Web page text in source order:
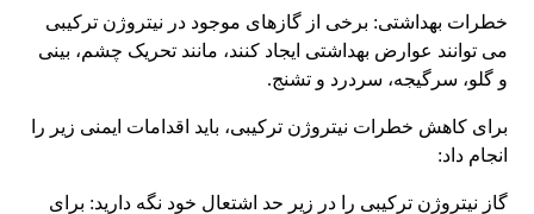
خطرات بهداشتی: برخی از گازهای موجود در نیتروژن ترکیبی
می توانند عوارض بهداشتی ایجاد کنند، مانند تحریک چشم، بینی
و گلو، سرگیجه، سردرد و تشنج.
برای کاهش خطرات نیتروژن ترکیبی، باید اقدامات ایمنی زیر را
انجام داد:
گاز نیتروژن ترکیبی را در زیر حد اشتعال خود نگه دارید: برای